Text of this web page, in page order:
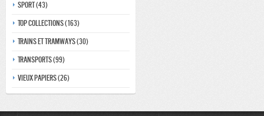
Sport (43)
Top collections (163)
Trains et tramways (30)
Transports (99)
Vieux papiers (26)